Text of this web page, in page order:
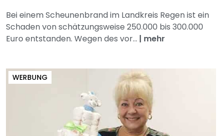
Bei einem Scheunenbrand im Landkreis Regen ist ein
Schaden von schätzungsweise 250.000 bis 300.000
Euro entstanden. Wegen des vor... | mehr
WERBUNG